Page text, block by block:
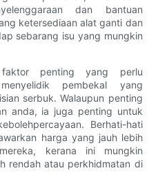
dan bantuan
ketersediaan alat ganti dan
sebarang isu yang mungkin
penting yang perlu
pembekal yang
serbuk. Walaupun penting
anda, ia juga penting untuk
Berhati-hati
harga yang jauh lebih
kerana ini mungkin
rendah atau perkhidmatan di